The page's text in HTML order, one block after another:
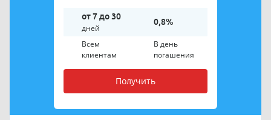
от 7 до 30
дней
0,8%
Всем
клиентам
В день
погашения
Получить